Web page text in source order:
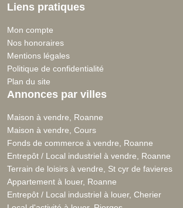
Liens pratiques
Mon compte
Nos honoraires
Mentions légales
Politique de confidentialité
Plan du site
Annonces par villes
Maison à vendre, Roanne
Maison à vendre, Cours
Fonds de commerce à vendre, Roanne
Entrepôt / Local industriel à vendre, Roanne
Terrain de loisirs à vendre, St cyr de favieres
Appartement à louer, Roanne
Entrepôt / Local industriel à louer, Cherier